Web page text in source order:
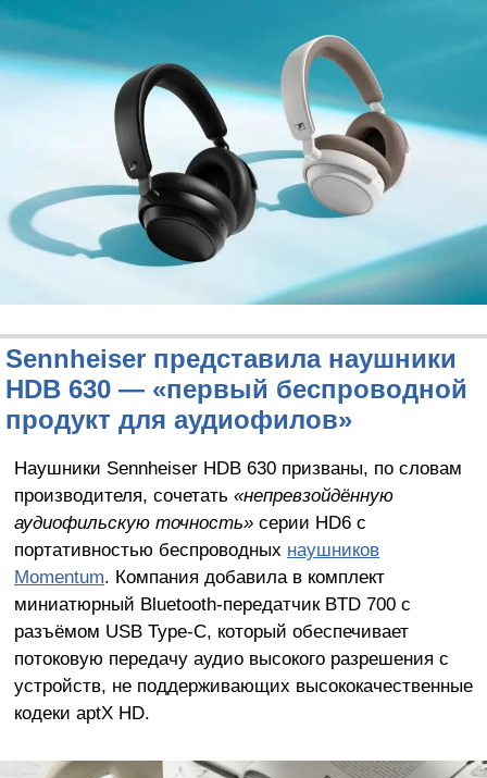
Sennheiser представила наушники
HDB 630 — «первый беспроводной
продукт для аудиофилов»
Наушники Sennheiser HDB 630 призваны, по словам
производителя, сочетать «непревзойдённую
аудиофильскую точность» серии HD6 с
портативностью беспроводных наушников
Momentum. Компания добавила в комплект
миниатюрный Bluetooth-передатчик BTD 700 с
разъёмом USB Type-C, который обеспечивает
потоковую передачу аудио высокого разрешения c
устройств, не поддерживающих высококачественные
кодеки aptX HD.